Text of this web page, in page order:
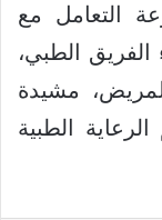
التعامل مع
الفريق الطبي،
مشيدة
الطبية